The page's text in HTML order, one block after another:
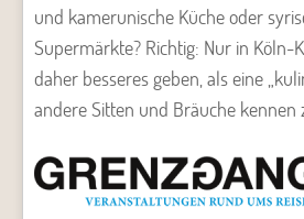
und kamerunische Küche oder
Supermärkte? Richtig: Nur in Köln-
daher besseres geben, als eine
andere Sitten und Bräuche kennen